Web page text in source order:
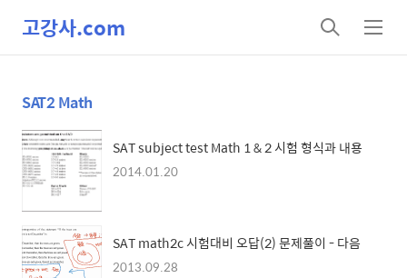
고강사.com
검
색
메
뉴
SAT2 Math
SAT subject test Math 1 & 2 시험 형식과 내용
2014.01.20
SAT math2c 시험대비 오답(2) 문제풀이 - 다음
2013.09.28